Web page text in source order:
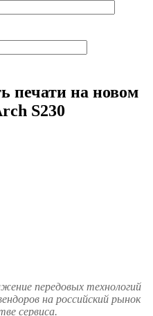
печати на новом
S230
передовых технологий
на российский рынок
сервиса.